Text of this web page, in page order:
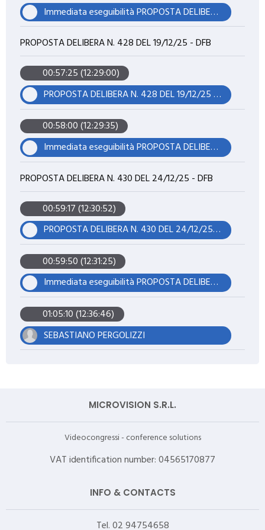
Immediata eseguibilità PROPOSTA DELIBERA N. 427 DEL 19/12/25 - DFB
PROPOSTA DELIBERA N. 428 DEL 19/12/25 - DFB
00:57:25 (12:29:00)
PROPOSTA DELIBERA N. 428 DEL 19/12/25 - DFB
00:58:00 (12:29:35)
Immediata eseguibilità PROPOSTA DELIBERA N. 428 DEL 19/12/25 - DFB
PROPOSTA DELIBERA N. 430 DEL 24/12/25 - DFB
00:59:17 (12:30:52)
PROPOSTA DELIBERA N. 430 DEL 24/12/25 - DFB
00:59:50 (12:31:25)
Immediata eseguibilità PROPOSTA DELIBERA N. 430 DEL 24/12/25 - DFB
01:05:10 (12:36:46)
SEBASTIANO PERGOLIZZI
MICROVISION S.R.L.
Videocongressi - conference solutions
VAT identification number: 04565170877
INFO & CONTACTS
Tel. 02 94754658